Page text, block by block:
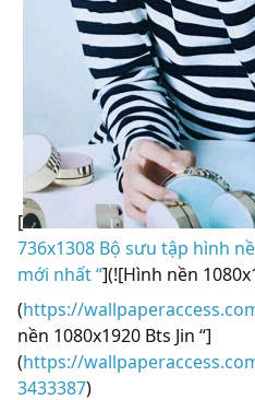
[
736x1308 Bộ sưu tập hình
mới nhất “](![Hình nền
(https://
nền 1080x1920 Bts Jin “]
(https://
3433387)